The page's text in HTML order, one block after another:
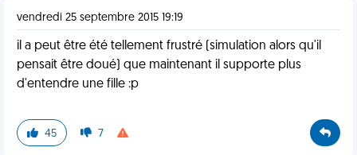
vendredi 25 septembre 2015 19:19
il a peut être été tellement frustré (simulation alors qu'il
pensait être doué) que maintenant il supporte plus
d'entendre une fille :p
45 7